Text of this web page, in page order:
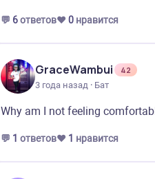
💬 6ответов❤️ 0 нравится
GraceWambui
42
3 года назад · Бат
Why am I not feeling
💬 1 ответов❤️ 1 нравится